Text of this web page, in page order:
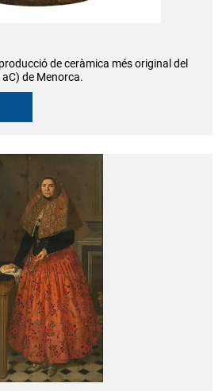
de ceràmica més original del
de Menorca.